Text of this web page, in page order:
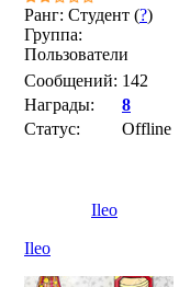
Ранг: Студент (?)
Группа:
Пользователи
Сообщений: 142
Награды:
8
Статус:
Offline
Ileo
Ileo